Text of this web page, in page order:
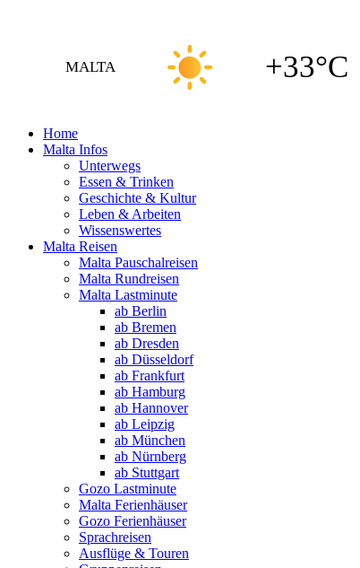
MALTA +33°C
Home
Malta Infos
Unterwegs
Essen & Trinken
Geschichte & Kultur
Leben & Arbeiten
Wissenswertes
Malta Reisen
Malta Pauschalreisen
Malta Rundreisen
Malta Lastminute
ab Berlin
ab Bremen
ab Dresden
ab Düsseldorf
ab Frankfurt
ab Hamburg
ab Hannover
ab Leipzig
ab München
ab Nürnberg
ab Stuttgart
Gozo Lastminute
Malta Ferienhäuser
Gozo Ferienhäuser
Sprachreisen
Ausflüge & Touren